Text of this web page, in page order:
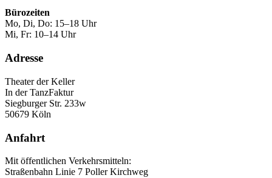
Bürozeiten
Mo, Di, Do: 15–18 Uhr
Mi, Fr: 10–14 Uhr
Adresse
Theater der Keller
In der TanzFaktur
Siegburger Str. 233w
50679 Köln
Anfahrt
Mit öffentlichen Verkehrsmitteln:
Straßenbahn Linie 7 Poller Kirchweg